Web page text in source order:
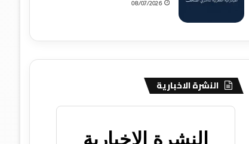
08/07/2026
النشرة الاخبارية
النشرة الاخبارية